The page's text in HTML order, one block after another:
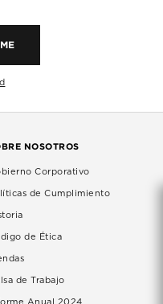
NOSOTROS
Corporativo
de Cumplimiento
de Ética
de Trabajo
Anual 2024